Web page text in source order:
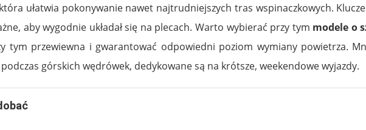
ułatwia pokonywanie nawet najtrudniejszych tras wspinaczkowych.
aby wygodnie układał się na plecach. Warto wybierać przy tym modele o
tym przewiewna i gwarantować odpowiedni poziom wymiany powietrza.
górskich wędrówek, dedykowane są na krótsze, weekendowe wyjazdy.